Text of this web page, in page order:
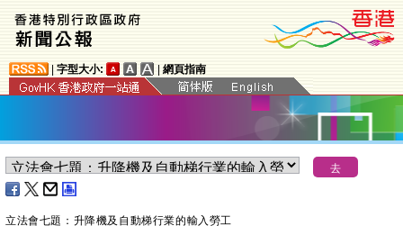
字型大小: 網頁指南
立法會七題：升降機及自動梯行業的輸入勞工